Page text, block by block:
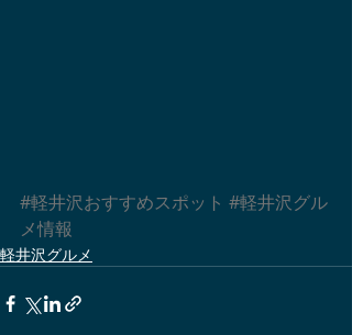
#軽井沢おすすめスポット #軽井沢グル
メ情報
軽井沢グルメ